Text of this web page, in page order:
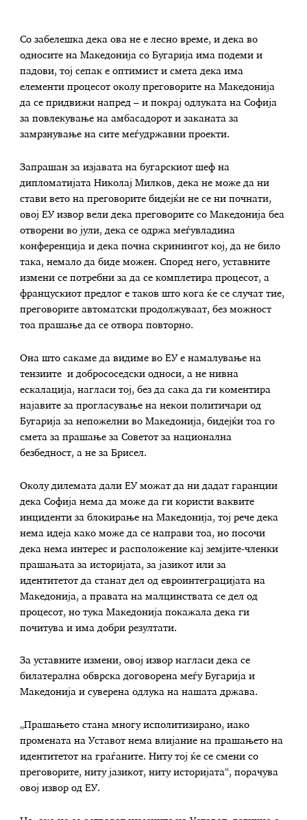
Со забелешка дека ова не е лесно време, и дека во
односите на Македонија со Бугарија има подеми и
падови, тој сепак е оптимист и смета дека има
елементи процесот околу преговорите на Македонија
да се придвижи напред – и покрај одлуката на Софија
за повлекување на амбасадорот и заканата за
замрзнување на сите меѓудржавни проекти.
Запрашан за изјавата на бугарскиот шеф на
дипломатијата Николај Милков, дека не може да ни
стави вето на преговорите бидејќи не се ни почнати,
овој ЕУ извор вели дека преговорите со Македонија беа
отворени во јули, дека се одржа меѓувладина
конференција и дека почна скринингот кој, да не било
така, немало да биде можен. Според него, уставните
измени се потребни за да се комплетира процесот, а
францускиот предлог е таков што кога ќе се случат тие,
преговорите автоматски продолжуваат, без можност
тоа прашање да се отвора повторно.
Она што сакаме да видиме во ЕУ е намалување на
тензиите и добрососедски односи, а не нивна
ескалација, нагласи тој, без да сака да ги коментира
најавите за прогласување на некои политичари од
Бугарија за непожелни во Македонија, бидејќи тоа го
смета за прашање за Советот за национална
безбедност, а не за Брисел.
Околу дилемата дали ЕУ можат да ни дадат гаранции
дека Софија нема да може да ги користи ваквите
инциденти за блокирање на Македонија, тој рече дека
нема идеја како може да се направи тоа, но посочи
дека нема интерес и расположение кај земјите-членки
прашањата за историјата, за јазикот или за
идентитетот да станат дел од евроинтеграцијата на
Македонија, а правата на малцинствата се дел од
процесот, но тука Македонија покажала дека ги
почитува и има добри резултати.
За уставните измени, овој извор нагласи дека се
билатерална обврска договорена меѓу Бугарија и
Македонија и суверена одлука на нашата држава.
„Прашањето стана многу исполитизирано, иако
промената на Уставот нема влијание на прашањето на
идентитетот на граѓаните. Ниту тој ќе се смени со
преговорите, ниту јазикот, ниту историјата“, порачува
овој извор од ЕУ.